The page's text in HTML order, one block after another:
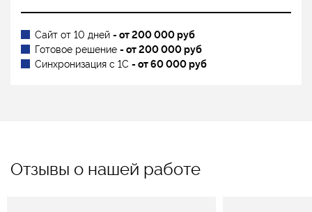
Сайт от 10 дней - от 200 000 руб
Готовое решение - от 200 000 руб
Синхронизация с 1С - от 60 000 руб
Отзывы о нашей работе